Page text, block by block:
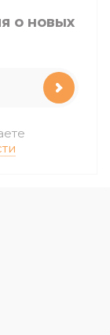
о новых